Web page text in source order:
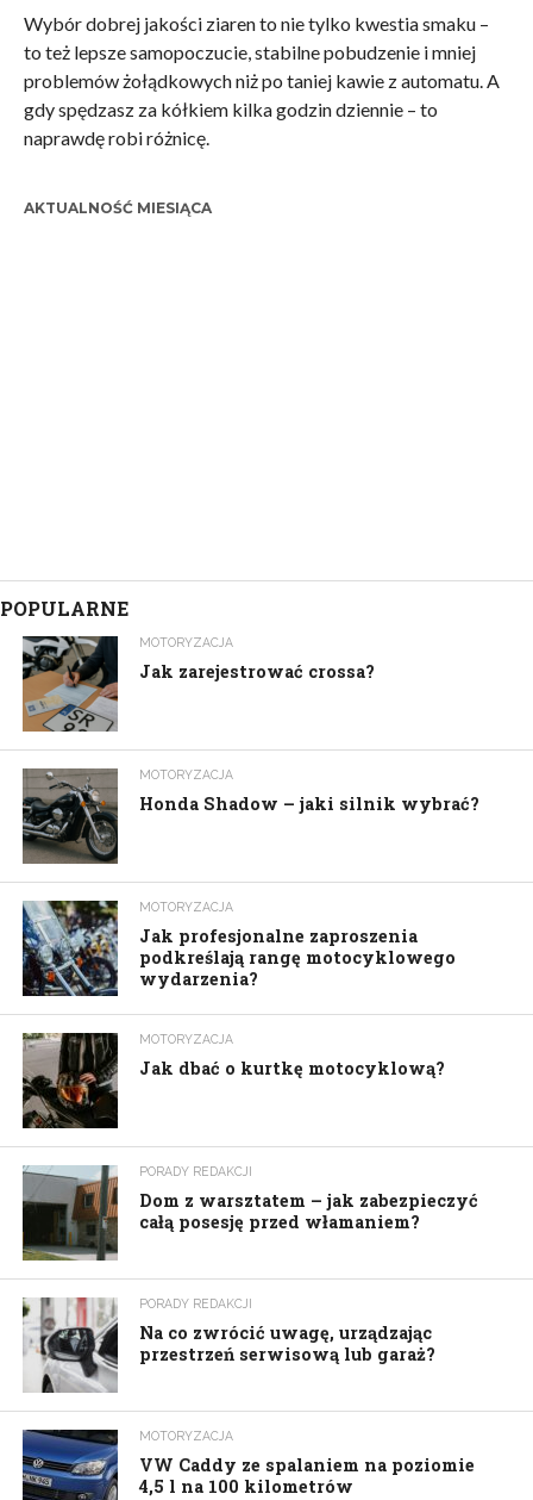
Wybór dobrej jakości ziaren to nie tylko kwestia smaku –
to też lepsze samopoczucie, stabilne pobudzenie i mniej
problemów żołądkowych niż po taniej kawie z automatu. A
gdy spędzasz za kółkiem kilka godzin dziennie – to
naprawdę robi różnicę.
AKTUALNOŚĆ MIESIĄCA
POPULARNE
MOTORYZACJA
Jak zarejestrować crossa?
MOTORYZACJA
Honda Shadow – jaki silnik wybrać?
MOTORYZACJA
Jak profesjonalne zaproszenia
podkreślają rangę motocyklowego
wydarzenia?
MOTORYZACJA
Jak dbać o kurtkę motocyklową?
PORADY REDAKCJI
Dom z warsztatem – jak zabezpieczyć
całą posesję przed włamaniem?
PORADY REDAKCJI
Na co zwrócić uwagę, urządzając
przestrzeń serwisową lub garaż?
MOTORYZACJA
VW Caddy ze spalaniem na poziomie
4,5 l na 100 kilometrów